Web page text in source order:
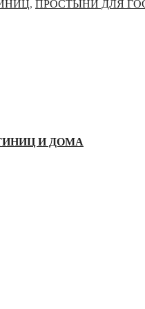
, ПРОСТЫНИ ДЛЯ
И ДОМА